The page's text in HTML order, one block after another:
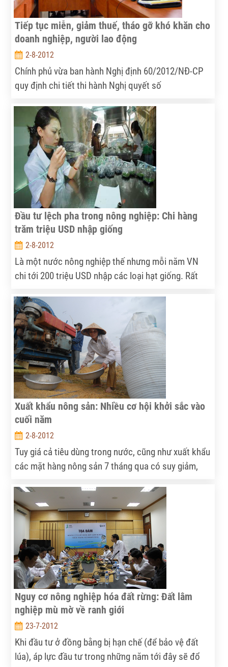
Tiếp tục miễn, giảm thuế, tháo gỡ khó khăn cho
doanh nghiệp, người lao động
2-8-2012
Chính phủ vừa ban hành Nghị định 60/2012/NĐ-CP
quy định chi tiết thi hành Nghị quyết số
nhằm tháo gỡ khó khăn cho tổ chức và cá nhân. Nội
dung chính của Nghị định này là giảm 30% số thuế
thu nhập doanh nghiệp năm 2012 đối với một số
doanh nghiệp; miễn thuế khoán và thuế thu nhập
doanh nghiệp năm 2012 đối với hộ, cá nhân, tổ
chức; miễn thuế thu nhập cá nhân.
Đầu tư lệch pha trong nông nghiệp: Chi hàng
trăm triệu USD nhập giống
2-8-2012
Là một nước nông nghiệp thế nhưng mỗi năm VN
chi tới 200 triệu USD nhập các loại hạt giống. Rất
cà chua, dưa leo, đậu bắp, khổ qua... đã phải nhập
khẩu.
Xuất khẩu nông sản: Nhiều cơ hội khởi sắc vào
cuối năm
2-8-2012
Tuy giá cả tiêu dùng trong nước, cũng như xuất khẩu
các mặt hàng nông sản 7 tháng qua có suy giảm,
những tháng tới đây, nhất là đối với mặt hàng gạo.
Nguy cơ nông nghiệp hóa đất rừng: Đất lâm
nghiệp mù mờ về ranh giới
23-7-2012
Khi đầu tư ở đồng bằng bị hạn chế (để bảo vệ đất
lúa), áp lực đầu tư trong những năm tới đây sẽ đổ